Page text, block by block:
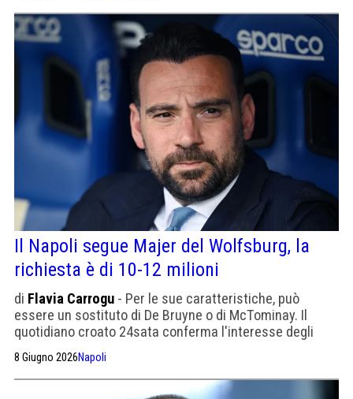
Il Napoli segue Majer del Wolfsburg, la
richiesta è di 10-12 milioni
di Flavia Carrogu - Per le sue caratteristiche, può
essere un sostituto di De Bruyne o di McTominay. Il
quotidiano croato 24sata conferma l'interesse degli
98.
8 Giugno 2026Napoli